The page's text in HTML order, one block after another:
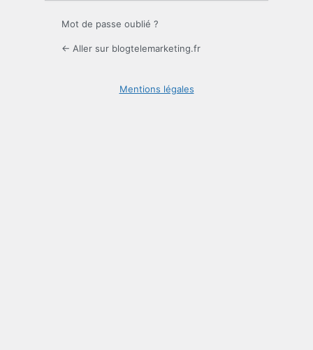
Mot de passe oublié ?
← Aller sur blogtelemarketing.fr
Mentions légales